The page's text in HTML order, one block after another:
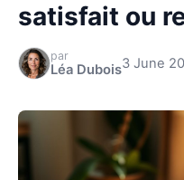
satisfait ou
par
Léa Dubois3 June